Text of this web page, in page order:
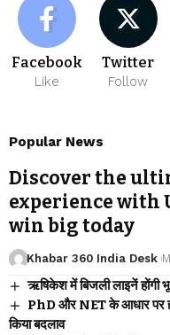
Facebook
Like
Twitter
Follow
Popular News
Discover the
experience with
win big today
Khabar 360 India Desk
ऋषिकेश में बिजली लाइनें होंगी
PhD और NET के आधार पर
किया बदलाव